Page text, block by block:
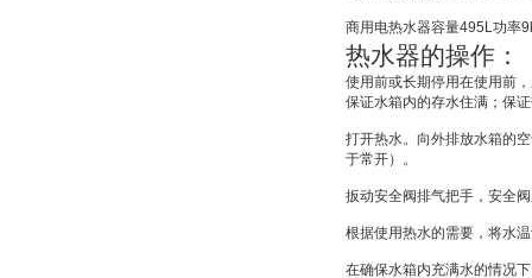
商用电热水器容量495L功率
热水器的操作：
使用前或长期停用在使用前
保证水箱内的存水住满；保
打开热水。向外排放水箱的
于常开）。
扳动安全阀排气把手，安全
根据使用热水的需要，将水
在确保水箱内充满水的情况